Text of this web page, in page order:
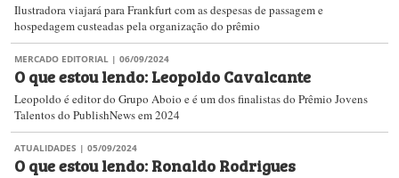
Ilustradora viajará para Frankfurt com as despesas de passagem e
hospedagem custeadas pela organização do prêmio
MERCADO EDITORIAL | 06/09/2024
O que estou lendo: Leopoldo Cavalcante
Leopoldo é editor do Grupo Aboio e é um dos finalistas do Prêmio Jovens
Talentos do PublishNews em 2024
ATUALIDADES | 05/09/2024
O que estou lendo: Ronaldo Rodrigues